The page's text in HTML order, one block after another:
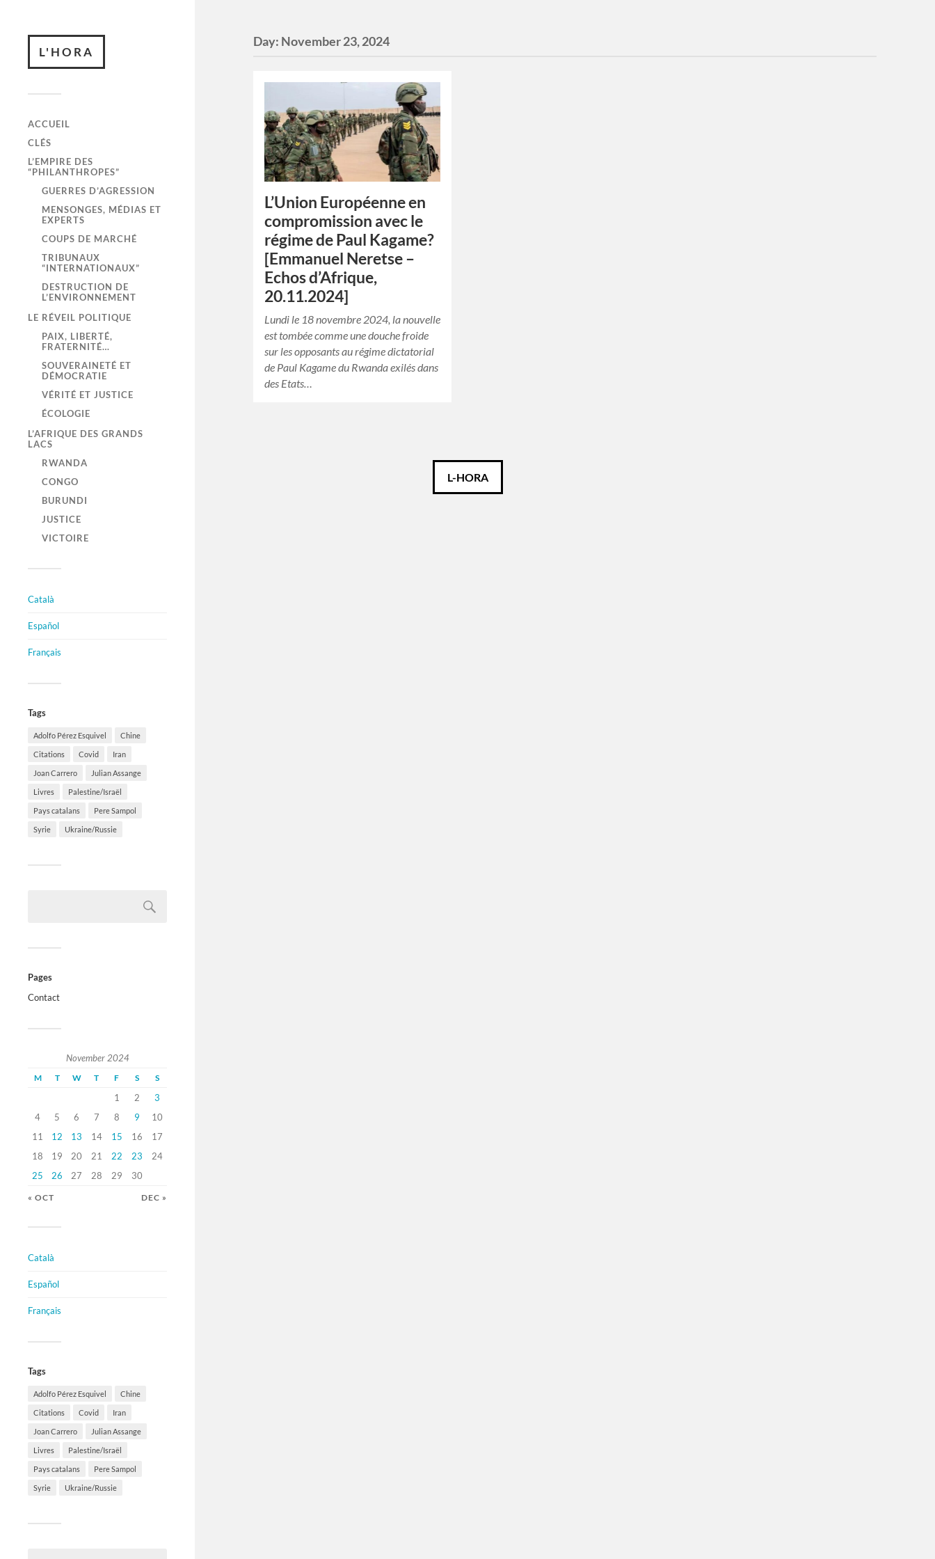
L'HORA
ACCUEIL
CLÉS
L’EMPIRE DES
“PHILANTHROPES”
GUERRES D’AGRESSION
MENSONGES, MÉDIAS ET
EXPERTS
COUPS DE MARCHÉ
TRIBUNAUX
“INTERNATIONAUX”
DESTRUCTION DE
L’ENVIRONNEMENT
LE RÉVEIL POLITIQUE
PAIX, LIBERTÉ,
FRATERNITÉ…
SOUVERAINETÉ ET
DÉMOCRATIE
VÉRITÉ ET JUSTICE
ÉCOLOGIE
L’AFRIQUE DES GRANDS
LACS
RWANDA
CONGO
BURUNDI
JUSTICE
VICTOIRE
Català
Español
Français
Tags
Adolfo Pérez Esquivel Chine
Citations Covid Iran
Joan Carrero Julian Assange
Livres Palestine/Israël
Pays catalans Pere Sampol
Syrie Ukraine/Russie
Pages
Contact
November 2024
M T W T F S S
1 2
3
4
5 6 7 8 9
10
11
12 13 14 15 16
17
18
19 20 21 22 23
24
25
26 27 28 29 30
« OCT DEC »
Català
Español
Français
Tags
Adolfo Pérez Esquivel Chine
Citations Covid Iran
Joan Carrero Julian Assange
Livres Palestine/Israël
Pays catalans Pere Sampol
Syrie Ukraine/Russie
Day: November 23, 2024
L’Union Européenne en
compromission avec le
régime de Paul Kagame?
[Emmanuel Neretse –
Echos d’Afrique,
20.11.2024]
Lundi le 18 novembre 2024, la nouvelle
est tombée comme une douche froide
sur les opposants au régime dictatorial
de Paul Kagame du Rwanda exilés dans
des Etats…
L-HORA